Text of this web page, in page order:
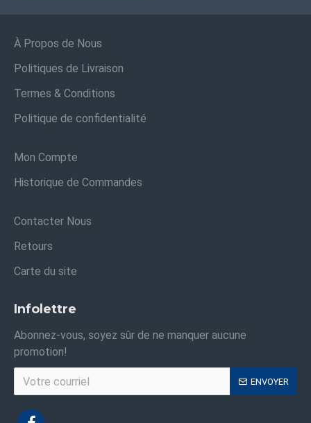
À Propos de Nous
Politiques de Livraison
Termes & Conditions
Politique de confidentialité
Mon Compte
Historique de Commandes
Contacter Nous
Retours
Carte du site
Infolettre
Abonnez-vous, soyez sûr de ne manquer aucune
promotion!
ENVOYER